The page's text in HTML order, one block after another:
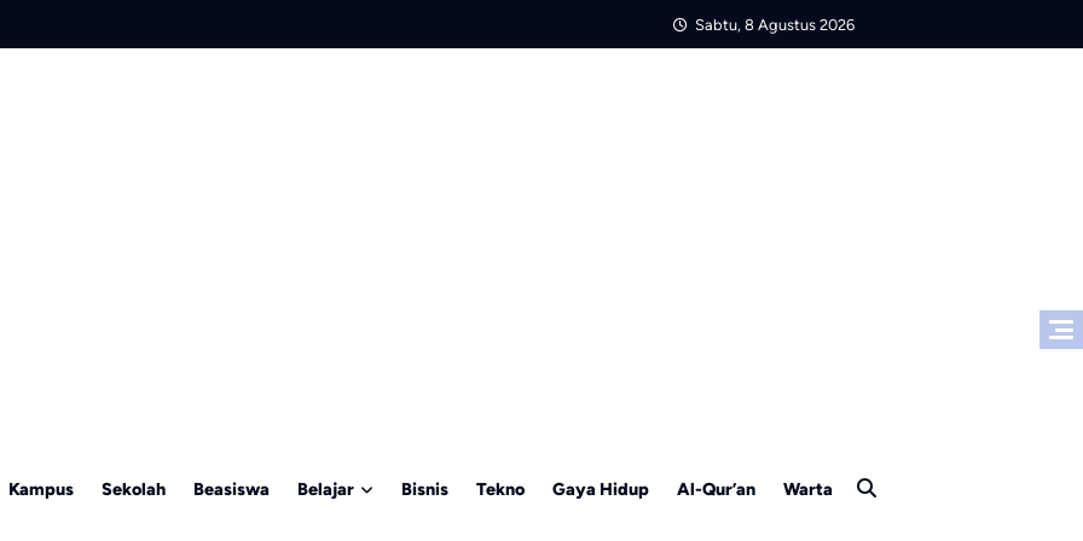
Sabtu, 8 Agustus 2026
Kampus Sekolah Beasiswa Belajar Bisnis Tekno Gaya Hidup Al-Qur’an Warta